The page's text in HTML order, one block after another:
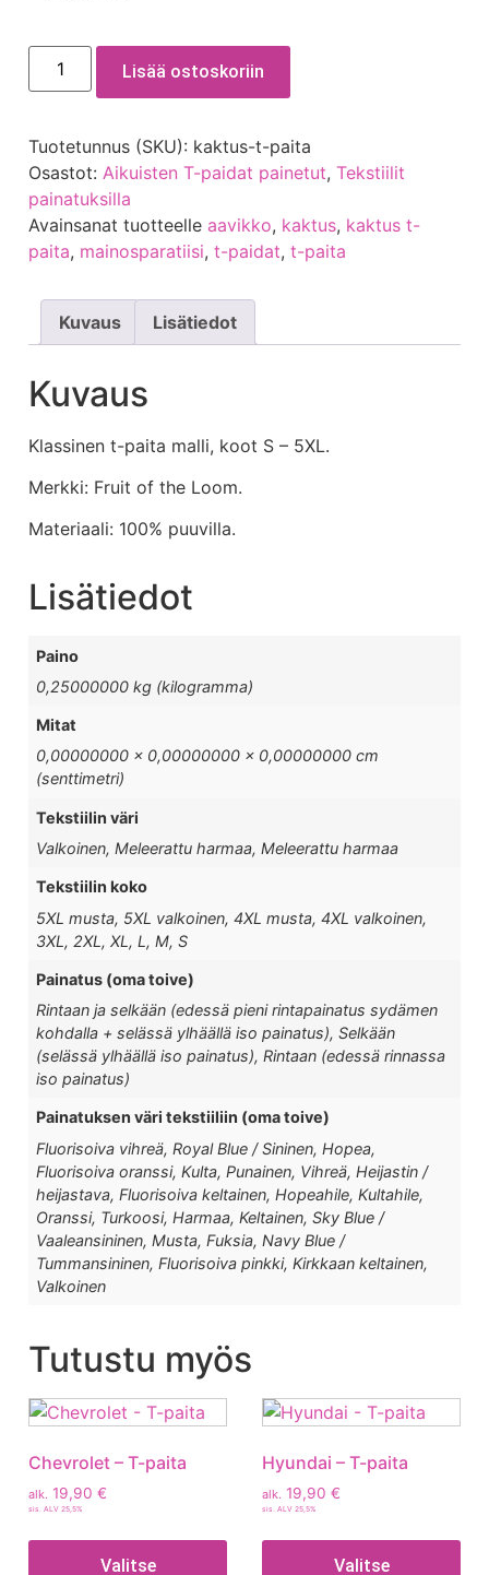
Lisää ostoskoriin
Tuotetunnus (SKU): kaktus-t-paita
Osastot: Aikuisten T-paidat painetut, Tekstiilit
painatuksilla
Avainsanat tuotteelle aavikko, kaktus, kaktus t-
paita, mainosparatiisi, t-paidat, t-paita
Kuvaus Lisätiedot
Kuvaus
Klassinen t-paita malli, koot S – 5XL.
Merkki: Fruit of the Loom.
Materiaali: 100% puuvilla.
Lisätiedot
Paino
0,25000000 kg (kilogramma)
Mitat
0,00000000 × 0,00000000 × 0,00000000 cm
(senttimetri)
Tekstiilin väri
Valkoinen, Meleerattu harmaa, Meleerattu harmaa
Tekstiilin koko
5XL musta, 5XL valkoinen, 4XL musta, 4XL valkoinen,
3XL, 2XL, XL, L, M, S
Painatus (oma toive)
Rintaan ja selkään (edessä pieni rintapainatus sydämen
kohdalla + selässä ylhäällä iso painatus), Selkään
(selässä ylhäällä iso painatus), Rintaan (edessä rinnassa
iso painatus)
Painatuksen väri tekstiiliin (oma toive)
Fluorisoiva vihreä, Royal Blue / Sininen, Hopea,
Fluorisoiva oranssi, Kulta, Punainen, Vihreä, Heijastin /
heijastava, Fluorisoiva keltainen, Hopeahile, Kultahile,
Oranssi, Turkoosi, Harmaa, Keltainen, Sky Blue /
Vaaleansininen, Musta, Fuksia, Navy Blue /
Tummansininen, Fluorisoiva pinkki, Kirkkaan keltainen,
Valkoinen
Tutustu myös
Chevrolet – T-paita
alk. 19,90 €
sis. ALV 25,5%
Valitse
Hyundai – T-paita
alk. 19,90 €
sis. ALV 25,5%
Valitse